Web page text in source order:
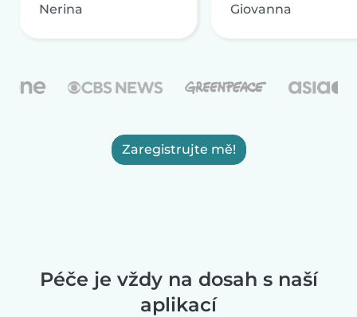
Nerina Giovanna
Zaregistrujte mě!
Péče je vždy na dosah s naší
aplikací